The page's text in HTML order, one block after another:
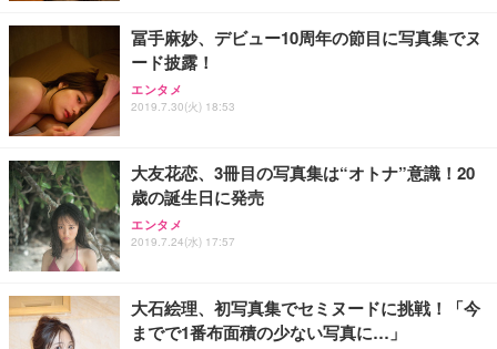
冨手麻妙、デビュー10周年の節目に写真集でヌ
ード披露！
エンタメ
2019.7.30(火) 18:53
大友花恋、3冊目の写真集は“オトナ”意識！20
歳の誕生日に発売
エンタメ
2019.7.24(水) 17:57
大石絵理、初写真集でセミヌードに挑戦！「今
までで1番布面積の少ない写真に…」